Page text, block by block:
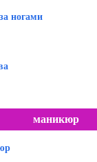
ногами
маникюр